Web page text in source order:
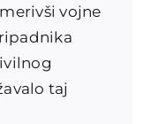
vojne
taj